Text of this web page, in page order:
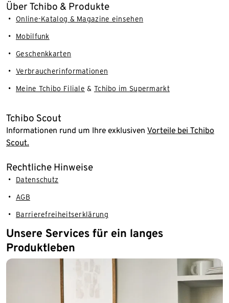
Über Tchibo & Produkte
Online-Katalog & Magazine einsehen
Mobilfunk
Geschenkkarten
Verbraucherinformationen
Meine Tchibo Filiale & Tchibo im Supermarkt
Tchibo Scout
Informationen rund um Ihre exklusiven Vorteile bei Tchibo
Scout.
Rechtliche Hinweise
Datenschutz
AGB
Barrierefreiheitserklärung
Unsere Services für ein langes
Produktleben